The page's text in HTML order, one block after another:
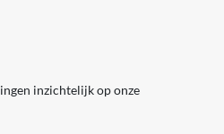
inzichtelijk op onze